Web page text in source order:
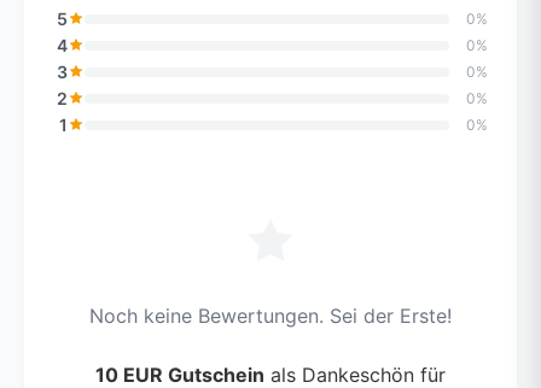
5 0%
4 0%
3 0%
2 0%
1 0%
Noch keine Bewertungen. Sei der Erste!
10 EUR Gutschein als Dankeschön für